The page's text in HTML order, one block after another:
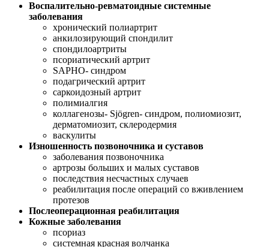
Воспалительно-ревматоидные системные
заболевания
хронический полиартрит
анкилозирующий спондилит
спондилоартриты
псориатический артрит
SAPHO- синдром
подагрический артрит
саркоидозный артрит
полимиалгия
коллагенозы- Sjögren- синдром, полиомиозит,
дерматомиозит, склеродермия
васкулиты
Изношенность позвоночника и суставов
заболевания позвоночника
артрозы больших и малых суставов
последствия несчастных случаев
реабилитация после операций со вживлением
протезов
Послеоперационная реабилитация
Кожные заболевания
псориаз
системная красная волчанка